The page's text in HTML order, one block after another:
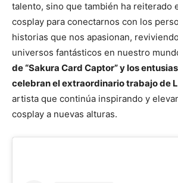
talento, sino que también ha reiterado
cosplay para conectarnos con los
historias que nos apasionan,
universos fantásticos en nuestro
de “Sakura Card Captor” y los
celebran el extraordinario trabajo de
artista que continúa inspirando y
cosplay a nuevas alturas.